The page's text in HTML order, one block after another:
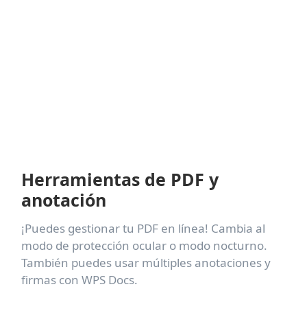
Herramientas de PDF y
anotación
¡Puedes gestionar tu PDF en línea! Cambia al
modo de protección ocular o modo nocturno.
También puedes usar múltiples anotaciones y
firmas con WPS Docs.